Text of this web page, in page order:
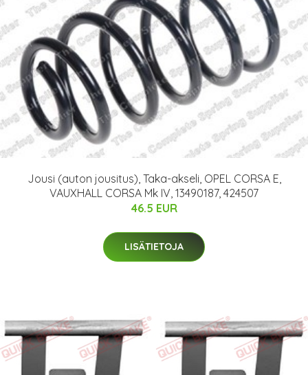
Jousi (auton jousitus), Taka-akseli, OPEL CORSA E,
VAUXHALL CORSA Mk IV, 13490187, 424507
46.5 EUR
LISÄTIETOJA